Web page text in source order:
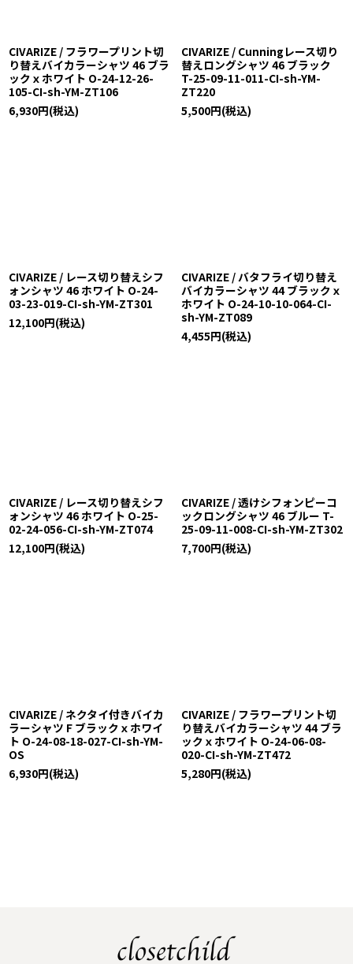
CIVARIZE / フラワープリント切
り替えバイカラーシャツ 46 ブラ
ックｘホワイト O-24-12-26-
105-CI-sh-YM-ZT106
6,930円(税込)
CIVARIZE / Cunningレース切り
替えロングシャツ 46 ブラック
T-25-09-11-011-CI-sh-YM-
ZT220
5,500円(税込)
CIVARIZE / レース切り替えシフ
ォンシャツ 46 ホワイト O-24-
03-23-019-CI-sh-YM-ZT301
12,100円(税込)
CIVARIZE / バタフライ切り替え
バイカラーシャツ 44 ブラックｘ
ホワイト O-24-10-10-064-CI-
sh-YM-ZT089
4,455円(税込)
CIVARIZE / レース切り替えシフ
ォンシャツ 46 ホワイト O-25-
02-24-056-CI-sh-YM-ZT074
12,100円(税込)
CIVARIZE / 透けシフォンピーコ
ックロングシャツ 46 ブルー T-
25-09-11-008-CI-sh-YM-ZT302
7,700円(税込)
CIVARIZE / ネクタイ付きバイカ
ラーシャツ F ブラックｘホワイ
ト O-24-08-18-027-CI-sh-YM-
OS
6,930円(税込)
CIVARIZE / フラワープリント切
り替えバイカラーシャツ 44 ブラ
ックｘホワイト O-24-06-08-
020-CI-sh-YM-ZT472
5,280円(税込)